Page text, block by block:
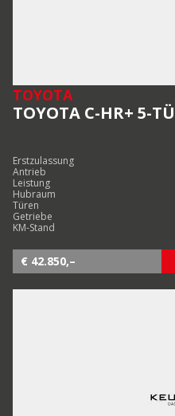
TOYOTA
TOYOTA C-HR+ 5-
Erstzulassung
Antrieb
Leistung
Hubraum
Türen
Getriebe
KM-Stand
€ 42.850,–